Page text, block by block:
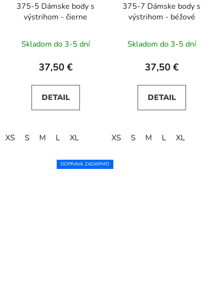
375-5 Dámske body s
výstrihom - čierne
Skladom do 3-5 dní
37,50 €
DETAIL
XS S M L XL
375-7 Dámske body s
výstrihom - béžové
Skladom do 3-5 dní
37,50 €
DETAIL
XS S M L XL
DOPRAVA ZADARMO